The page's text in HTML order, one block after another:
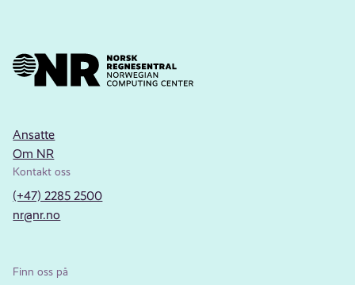
Ansatte
Om NR
Kontakt oss
(+47) 2285 2500
nr@nr.no
Finn oss på